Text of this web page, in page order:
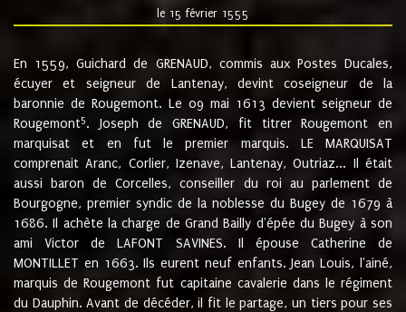
le 15 février 1555
En 1559, Guichard de GRENAUD, commis aux Postes Ducales,
écuyer et seigneur de Lantenay, devint coseigneur de la
baronnie de Rougemont. Le 09 mai 1613 devient seigneur de
Rougemont5. Joseph de GRENAUD, fit titrer Rougemont en
marquisat et en fut le premier marquis. LE MARQUISAT
comprenait Aranc, Corlier, Izenave, Lantenay, Outriaz... Il était
aussi baron de Corcelles, conseiller du roi au parlement de
Bourgogne, premier syndic de la noblesse du Bugey de 1679 à
1686. Il achète la charge de Grand Bailly d'épée du Bugey à son
ami Victor de LAFONT SAVINES. Il épouse Catherine de
MONTILLET en 1663. Ils eurent neuf enfants. Jean Louis, l'ainé,
marquis de Rougemont fut capitaine cavalerie dans le régiment
du Dauphin. Avant de décéder, il fit le partage, un tiers pour ses